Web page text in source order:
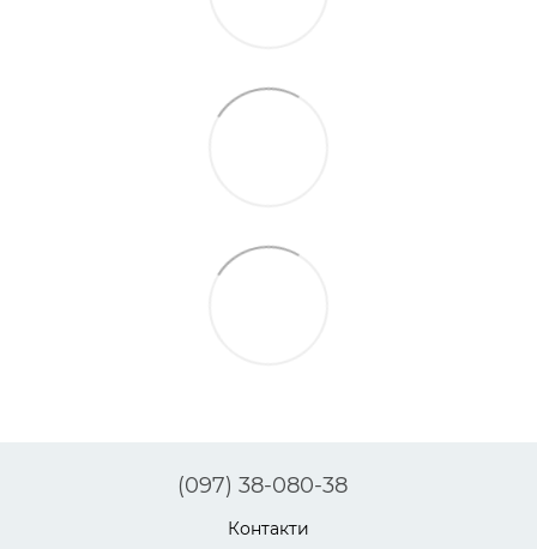
(097) 38-080-38
Контакти